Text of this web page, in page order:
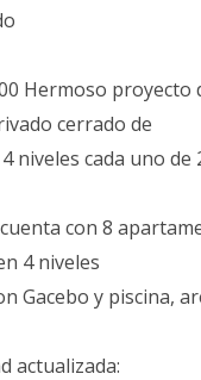
Hermoso proyecto
cerrado de
niveles cada uno
con 8
4 niveles
Gacebo y piscina,
actualizada: